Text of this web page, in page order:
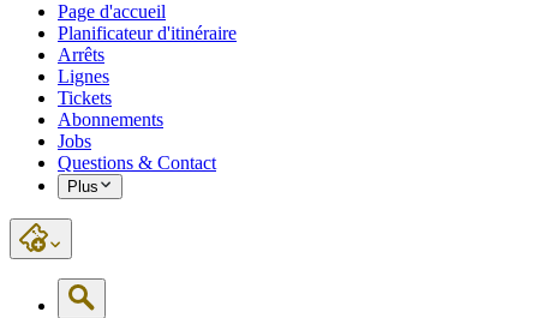
Page d'accueil
Planificateur d'itinéraire
Arrêts
Lignes
Tickets
Abonnements
Jobs
Questions & Contact
Plus